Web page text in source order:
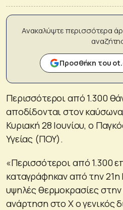
Ανακαλύψτε περισσότερα
Προσθήκη του
Περισσότεροι από 1.300
αποδίδονται στον
Κυριακή 28 Ιουνίου, ο
Υγείας (ΠΟΥ).
«Περισσότεροι από 1.300
καταγράφηκαν από την 21η
υψηλές θερμοκρασίες
ανάρτηση στο Χ ο γενικός